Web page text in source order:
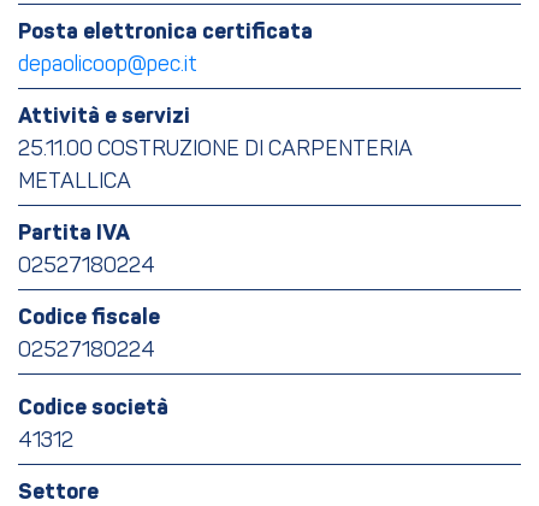
Posta elettronica certificata
depaolicoop@pec.it
Attività e servizi
25.11.00 COSTRUZIONE DI CARPENTERIA
METALLICA
Partita IVA
02527180224
Codice fiscale
02527180224
Codice società
41312
Settore